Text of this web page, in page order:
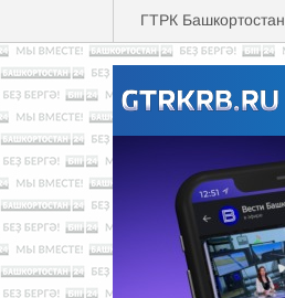
Перейти к основному содержанию
ГТРК Башкортостан